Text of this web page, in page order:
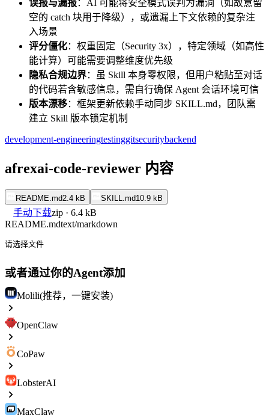
误报与漏报：AI 可能将安全模式误判为漏洞（如故意留
空的 catch 块用于降级），或遗漏上下文依赖的复杂注
入场景
评分僵化：权重固定（Security 3x），特定领域（如高性
能计算）可能需要调整维度优先级
隐私合规边界：虽 Skill 本身零权限，但用户粘贴至对话
的代码若含敏感信息，需自行确保 Agent 会话环境可信
版本漂移：框架更新依赖手动同步 SKILL.md，团队需
建立 Skill 版本锁定机制
development-engineeringtestinggitsecuritybackend
afrexai-code-reviewer 内容
README.md2.4 kB SKILL.md10.9 kB
手动下载zip · 6.4 kB
README.mdtext/markdown
请选择文件
或者通过你的Agent添加
Molili(推荐，一键安装)
OpenClaw
CoPaw
LobsterAI
MaxClaw